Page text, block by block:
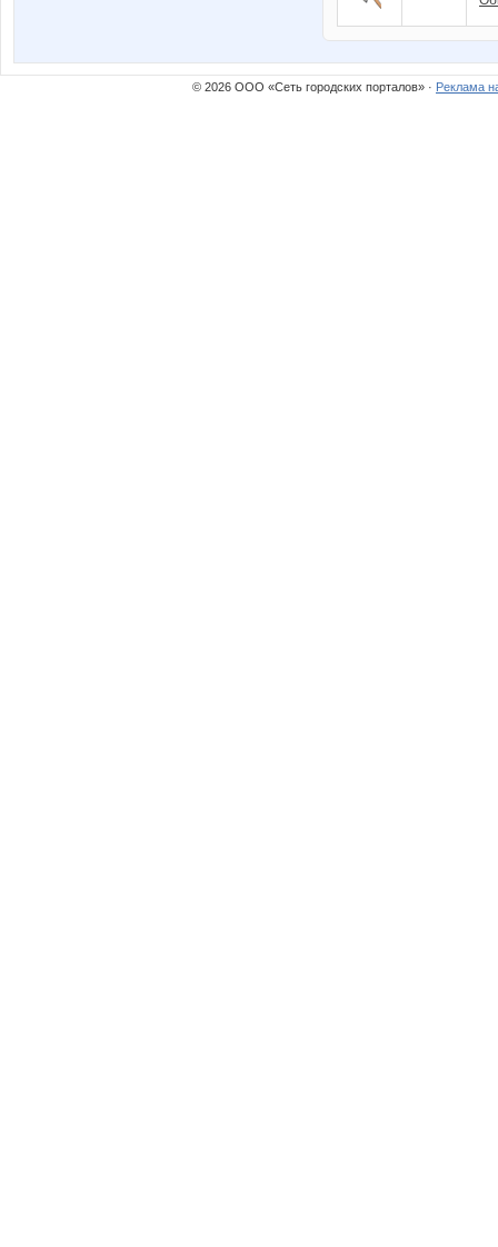
© 2026 ООО «Сеть городских порталов» · Реклама